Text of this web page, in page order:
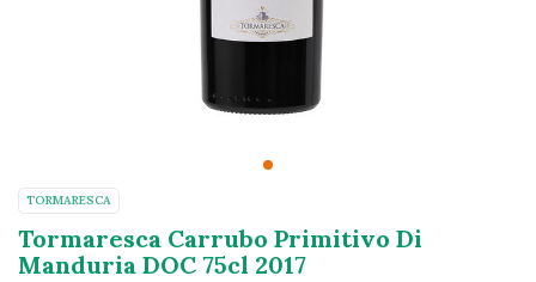
TORMARESCA
Tormaresca Carrubo Primitivo Di
Manduria DOC 75cl 2017